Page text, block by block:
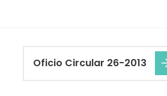
Oficio Circular 26-2013